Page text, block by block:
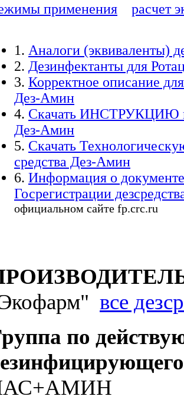
применения расчет
1. Аналоги (эквиваленты)
2. Дезинфектанты для
3. Корректное описание
Дез-Амин
4. Скачать ИНСТРУКЦИЮ
Дез-Амин
5. Скачать
средства Дез-Амин
6. Информация о документе
Госрегистрации
официальном сайте fp.crc.ru
все
по